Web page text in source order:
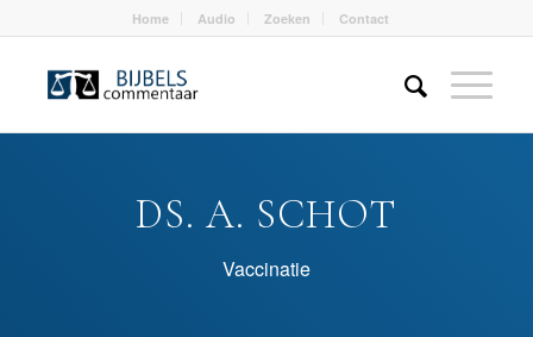
Home Audio Zoeken Contact
DS. A. SCHOT
Vaccinatie